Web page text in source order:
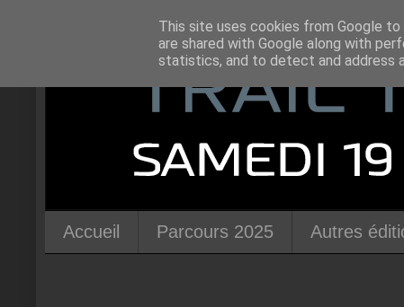
Accueil Parcours 2025 Autres
This site uses cookies from Google
are shared with Google along with
statistics, and to detect and address